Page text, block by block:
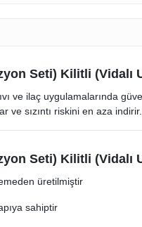
Seti) Kilitli (Vidalı
ve ilaç uygulamalarında
ve sızıntı riskini en aza
Seti) Kilitli (Vidalı
üretilmiştir
sahiptir